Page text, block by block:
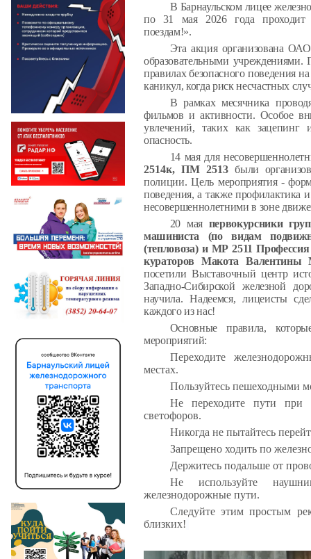
В Барнаульском лицее
по 31 мая 2026 года проходит
поездам!».
Эта акция организована
образовательными учреждениями.
правилах безопасного поведения
каникул, когда риск несчастных
В рамках месячника
фильмов и активности. Особое
увлечений, таких как зацепинг
опасность.
14 мая для
2514к, ПМ 2513 были
полиции. Цель мероприятия -
поведения, а также профилактика
несовершеннолетними в зоне
20 мая первокурсники
машиниста (по видам
(тепловоза) и МР 2511
кураторов Макота
посетили Выставочный центр
Западно-Сибирской железной
научила.
Надеемся, лицеисты
каждого из нас!
Основные правила,
мероприятий:
Переходите
местах.
Пользуйтесь пешеходными
Не переходите пути при
светофоров.
Никогда не пытайтесь
Запрещено ходить по
Держитесь подальше от
Не используйте
железнодорожные пути.
Следуйте этим простым
близких!